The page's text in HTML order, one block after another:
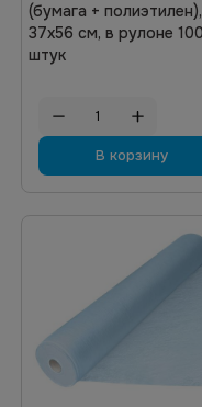
(бумага + полиэтилен),
37х56 см, в рулоне 100
штук
В корзину